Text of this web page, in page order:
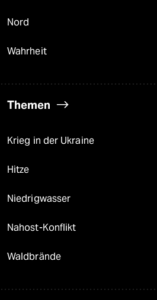
Nord
Wahrheit
Themen
Krieg in der Ukraine
Hitze
Niedrigwasser
Nahost-Konflikt
Waldbrände